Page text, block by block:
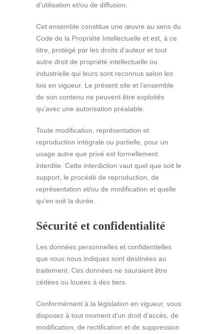
d’utilisation et/ou de diffusion.
Cet ensemble constitue une œuvre au sens du
Code de la Propriété Intellectuelle et est, à ce
titre, protégé par les droits d’auteur et tout
autre droit de propriété intellectuelle ou
industrielle qui leurs sont reconnus selon les
lois en vigueur. Le présent site et l’ensemble
de son contenu ne peuvent être exploités
qu’avec une autorisation préalable.
Toute modification, représentation et
reproduction intégrale ou partielle, pour un
usage autre que privé est formellement
interdite. Cette interdiction vaut quel que soit le
support, le procédé de reproduction, de
représentation et/ou de modification et quelle
qu’en soit la durée.
Sécurité et confidentialité
Les données personnelles et confidentielles
que vous nous indiquez sont destinées au
traitement. Ces données ne sauraient être
cédées ou louées à des tiers.
Conformément à la législation en vigueur, vous
disposez à tout moment d’un droit d’accès, de
modification, de rectification et de suppression